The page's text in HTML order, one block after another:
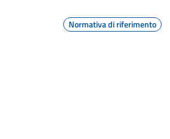
Normativa di riferimento